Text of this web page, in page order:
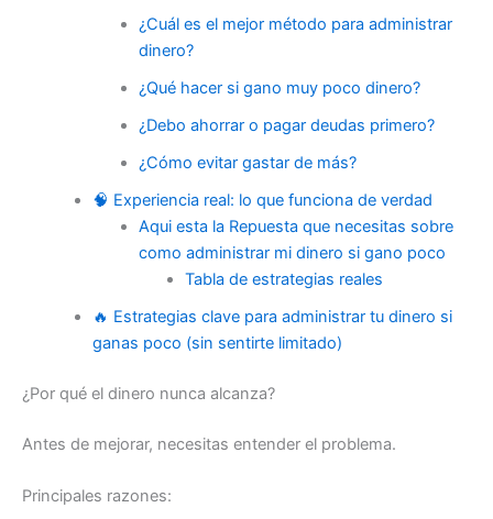
¿Cuál es el mejor método para administrar
dinero?
¿Qué hacer si gano muy poco dinero?
¿Debo ahorrar o pagar deudas primero?
¿Cómo evitar gastar de más?
🧠 Experiencia real: lo que funciona de verdad
Aqui esta la Repuesta que necesitas sobre
como administrar mi dinero si gano poco
Tabla de estrategias reales
🔥 Estrategias clave para administrar tu dinero si
ganas poco (sin sentirte limitado)
¿Por qué el dinero nunca alcanza?
Antes de mejorar, necesitas entender el problema.
Principales razones: